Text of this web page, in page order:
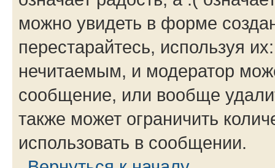
можно увидеть в форме
перестарайтесь, используя
нечитаемым, и модератор
сообщение, или вообще
также может ограничить
использовать в сообщении.